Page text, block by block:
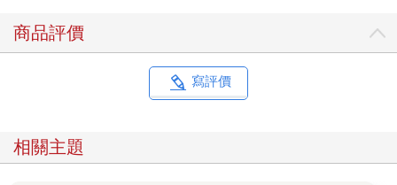
畫，多半是在日本已經改編成動畫的主流作品，他們幾乎不會看
那些沒被改編成動畫，或是沒被翻譯的作品。在日本，就別說翻
的漫畫創作表現，多到幾乎花上一輩子都無法參考學習。這裡說
的「創作表現」，不只是畫技，也包含故事結構和套式。日本主
是參考了已經存在的無數創作所醞釀才得以誕生的。為了讓台灣
學生的漫畫創作更豐富，我認為我們能做的，除了等待天才出現
商品評價
寫評價
相關主題